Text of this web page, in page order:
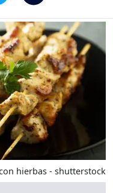
hierbas - shutterstock